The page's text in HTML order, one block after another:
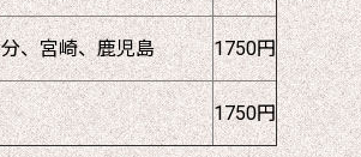
、宮崎、鹿児島 1750円
1750円